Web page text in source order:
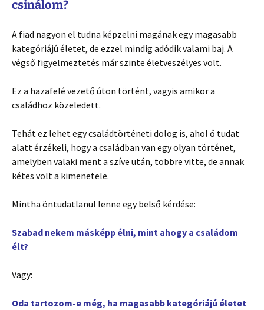
csinálom?
A fiad nagyon el tudna képzelni magának egy magasabb
kategóriájú életet, de ezzel mindig adódik valami baj. A
végső figyelmeztetés már szinte életveszélyes volt.
Ez a hazafelé vezető úton történt, vagyis amikor a
családhoz közeledett.
Tehát ez lehet egy családtörténeti dolog is, ahol ő tudat
alatt érzékeli, hogy a családban van egy olyan történet,
amelyben valaki ment a szíve után, többre vitte, de annak
kétes volt a kimenetele.
Mintha öntudatlanul lenne egy belső kérdése:
Szabad nekem másképp élni, mint ahogy a családom
élt?
Vagy:
Oda tartozom-e még, ha magasabb kategóriájú életet